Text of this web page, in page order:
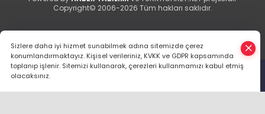
Anasayfa Haber Ara Yazarlar İhbar Hattı
Copyright© 2006-2026 Tüm hakları saklıdır.
Sizlere daha iyi hizmet sunabilmek adına sitemizde çerez
konumlandırmaktayız. Kişisel verileriniz, KVKK ve GDPR kapsamında
toplanıp işlenir. Sitemizi kullanarak, çerezleri kullanmamızı kabul etmiş
olacaksınız.